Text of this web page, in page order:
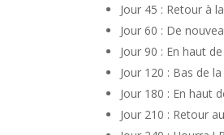
Jour 45 : Retour à
Jour 60 : De
Jour 90 : En haut
Jour 120 : Bas de
Jour 180 : En haut
Jour 210 : Retour